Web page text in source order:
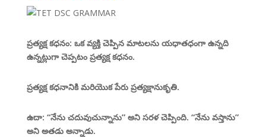
ప్రత్యక్ష కధనం: ఒక వ్యక్తి చెప్పిన మాటలను యధాతధంగా ఉన్నది
ఉన్నట్లుగా చెప్పటం ప్రత్యక్ష కధనం.
ప్రత్యక్ష కధనానికి మరియొక పేరు ప్రత్యక్షానుకృతి.
ఉదా: “నేను చదువుచున్నాను” అని సరళ చెప్పింది. “నేను వస్తాను”
అని అతడు అన్నాడు.